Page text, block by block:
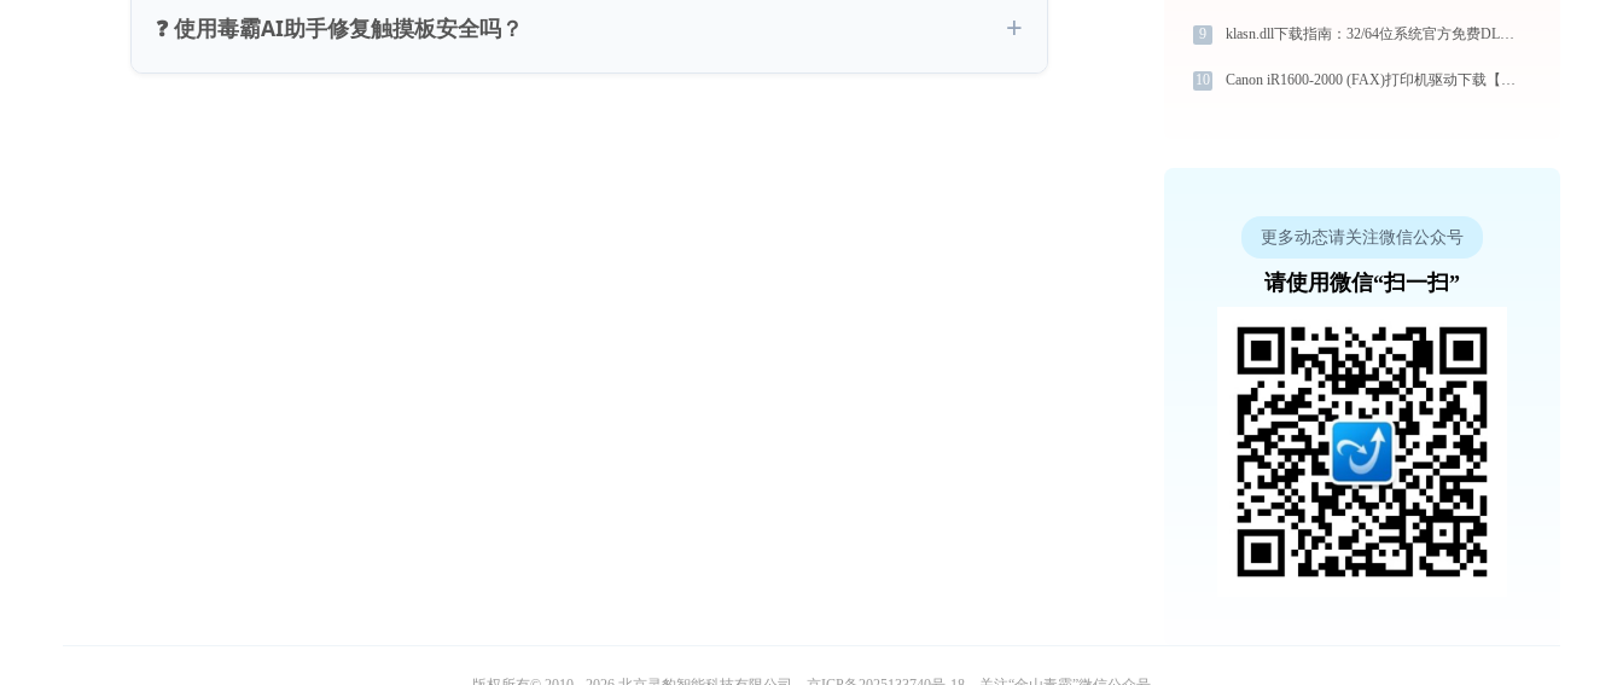
❓ 使用毒霸AI助手修复触摸板安全吗？ 9 klasn.dll下载指南：32/64位系统官方免费DLL文件修复方案
10 Canon iR1600-2000 (FAX)打印机驱动下载【官方版免费】安装教程
更多动态请关注微信公众号
请使用微信“扫一扫”